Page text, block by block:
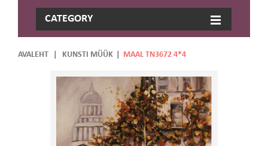
CATEGORY
AVALEHT KUNSTI MÜÜK MAAL TN3672 4*4